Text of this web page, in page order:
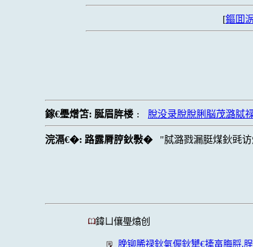
[鏂囬
鎵€璺熷笘: 脠眉脌楼 : 脫没录脫脫脷脳茂潞脦
浣滆€�: 路露脣脝鈥斅� 脦潞戮漏脡煤鈥毭
鍏ㄩ儴璺熻创
脕铆脪禄鈥氣偓鈥犫€撁畗脢脟,